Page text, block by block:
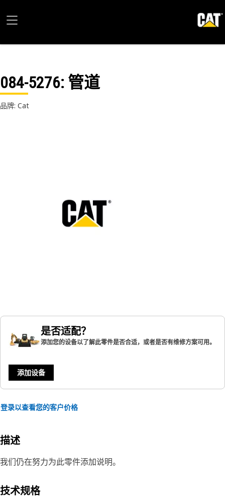
084-5276: 管道
品牌: Cat
是否适配？
添加您的设备以了解此零件是否合适，或者是否有维修方案可用。
添加设备
登录以查看您的客户价格
描述
我们仍在努力为此零件添加说明。
技术规格